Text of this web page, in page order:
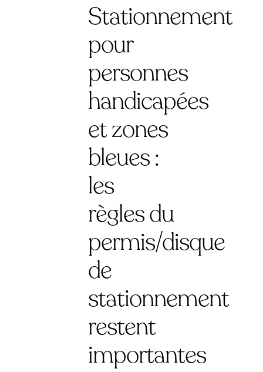
Stationnement
pour
personnes
handicapées
et zones
bleues :
les
règles du
permis/disque
de
stationnement
restent
importantes